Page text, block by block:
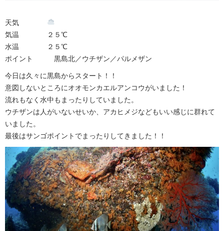
天気
気温 ２５℃
水温 ２５℃
ポイント 黒島北／ウチザン／パルメザン
今日は久々に黒島からスタート！！
意図しないところにオオモンカエルアンコウがいました！
流れもなく水中もまったりしていました。
ウチザンは人がいないせいか、アカヒメジなどもいい感じに群れて
いました。
最後はサンゴポイントでまったりしてきました！！